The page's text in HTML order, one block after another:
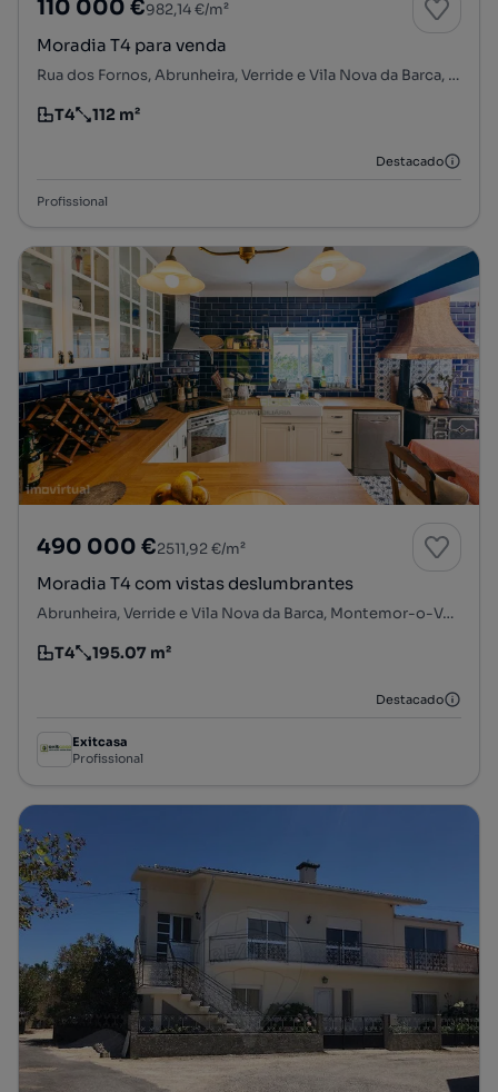
110 000 €982,14 €/m²
Moradia T4 para venda
Rua dos Fornos, Abrunheira, Verride e Vila Nova da Barca, Montemor-o-Velho, Coimbra
Tipologia
T4
Preço por metro quadrado
112 m²
Destacado
Profissional
490 000 €2511,92 €/m²
Moradia T4 com vistas deslumbrantes
Abrunheira, Verride e Vila Nova da Barca, Montemor-o-Velho, Coimbra
Tipologia
T4
Preço por metro quadrado
195.07 m²
Destacado
Exitcasa
Profissional